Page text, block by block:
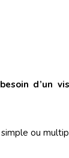
d’un
ou